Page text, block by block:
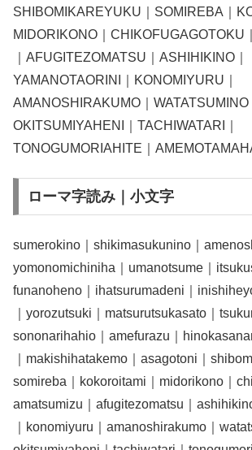
SHIBOMIKAREYUKU｜SOMIREBA｜
MIDORIKONO｜CHIKOFUGAGOTOKU
｜AFUGITEZOMATSU｜ASHIHIKINO｜
YAMANOTAORINI｜KONOMIYURU｜
AMANOSHIRAKUMO｜WATATSUMINO
OKITSUMIYAHENI｜TACHIWATARI｜
TONOGUMORIAHITE｜
ローマ字読み｜小文字
sumerokino｜shikimasukunino｜
yomonomichiniha｜umanotsume｜
funanoheno｜ihatsurumadeni｜
｜yorozutsuki｜matsurutsukasato｜
sononarihahio｜amefurazu｜
｜makishihatakemo｜asagotoni｜
somireba｜kokoroitami｜midorikono｜
amatsumizu｜afugitezomatsu｜
｜konomiyuru｜amanoshirakumo｜